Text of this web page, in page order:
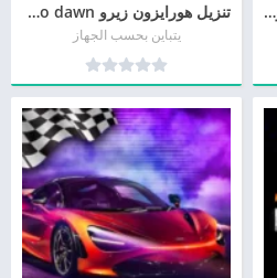
تحميل لعبه هجوله Drift للأندرويد وللأيفون مجانا تنزيل هورايزون زيرو horizon zero dawn للأندرويد وللأيفون
يتباين بحسب الجهاز